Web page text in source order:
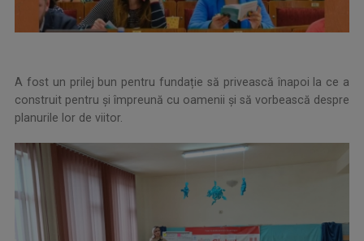
A fost un prilej bun pentru fundație să privească înapoi la ce a
construit pentru și împreună cu oamenii și să vorbească despre
planurile lor de viitor.